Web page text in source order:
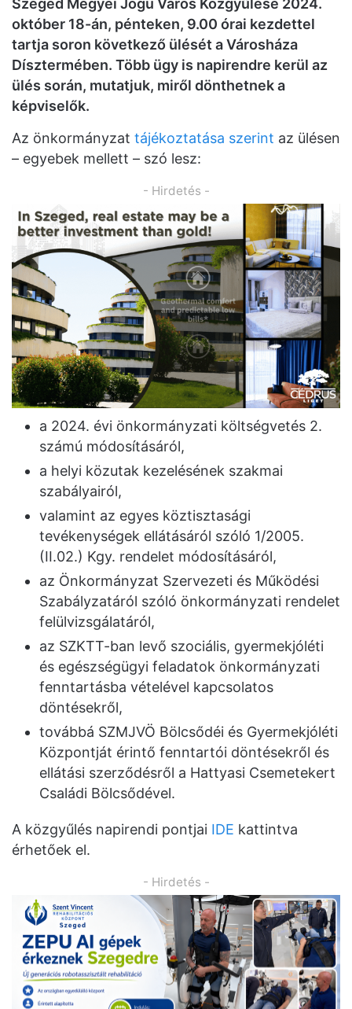
október 18-án, pénteken, 9.00 órai kezdettel
tartja soron következő ülését a Városháza
Dísztermében. Több ügy is napirendre kerül az
ülés során, mutatjuk, miről dönthetnek a
képviselők.
Az önkormányzat tájékoztatása szerint az ülésen
– egyebek mellett – szó lesz:
- Hirdetés -
a 2024. évi önkormányzati költségvetés 2.
számú módosításáról,
a helyi közutak kezelésének szakmai
szabályairól,
valamint az egyes köztisztasági
tevékenységek ellátásáról szóló 1/2005.
(II.02.) Kgy. rendelet módosításáról,
az Önkormányzat Szervezeti és Működési
Szabályzatáról szóló önkormányzati rendelet
felülvizsgálatáról,
az SZKTT-ban levő szociális, gyermekjóléti
és egészségügyi feladatok önkormányzati
fenntartásba vételével kapcsolatos
döntésekről,
továbbá SZMJVÖ Bölcsődéi és Gyermekjóléti
Központját érintő fenntartói döntésekről és
ellátási szerződésről a Hattyasi Csemetekert
Családi Bölcsődével.
A közgyűlés napirendi pontjai IDE kattintva
érhetőek el.
- Hirdetés -